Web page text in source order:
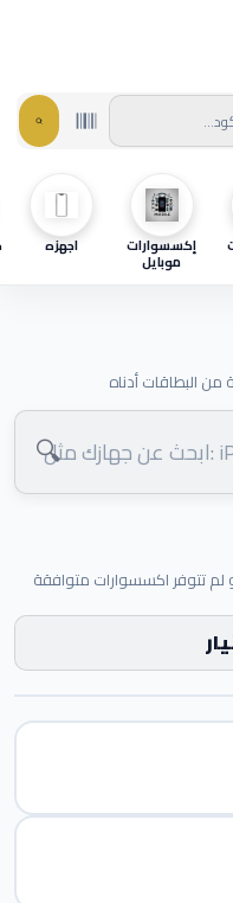
إكسسوارات
موبايل
اجهزه
من البطاقات أدناه
🔍
لم تتوفر اكسسوارات متوافقة